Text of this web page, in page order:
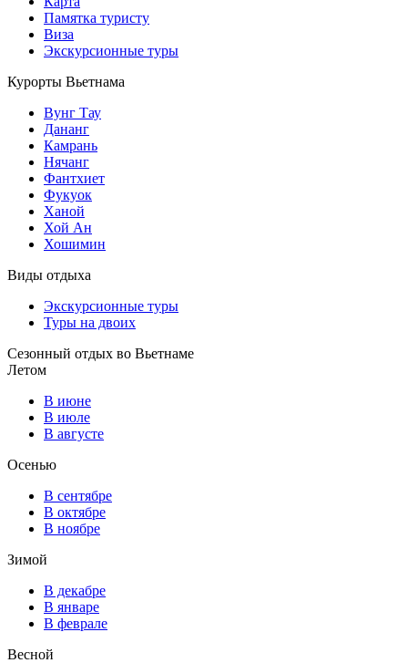
Памятка туристу
Виза
Экскурсионные туры
Курорты Вьетнама
Вунг Тау
Дананг
Камрань
Нячанг
Фантхиет
Фукуок
Ханой
Хой Ан
Хошимин
Виды отдыха
Экскурсионные туры
Туры на двоих
Сезонный отдых во Вьетнаме
Летом
В июне
В июле
В августе
Осенью
В сентябре
В октябре
В ноябре
Зимой
В декабре
В январе
В феврале
Весной